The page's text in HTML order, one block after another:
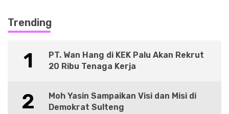
Trending
1
PT. Wan Hang di KEK Palu Akan Rekrut
20 Ribu Tenaga Kerja
2
Moh Yasin Sampaikan Visi dan Misi di
Demokrat Sulteng